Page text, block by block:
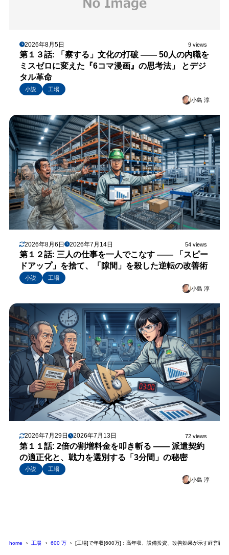
2026年8月5日 9 views
第１３話: 「察する」文化の打破 —— 50人の内職を
ミスゼロに変えた『6コマ漫画』の思考法」 とデジ
タル革命
小説
工場
小島 淳
2026年8月6日 2026年7月14日 54 views
第１２話: 三人の仕事を一人でこなす —— 「スピー
ドアップ」を捨て、「隙間」を殺した逆転の改善術
小説
工場
小島 淳
2026年7月29日 2026年7月13日 72 views
第１１話: 2倍の割増料金を叩き斬る —— 派遣契約
の適正化と、戦力を選別する「3分間」の秘密
小説
工場
小島 淳
home 工場 600 万 [工場]で年収[600万]：高年収、設備投資、改善効果が示す経営戦